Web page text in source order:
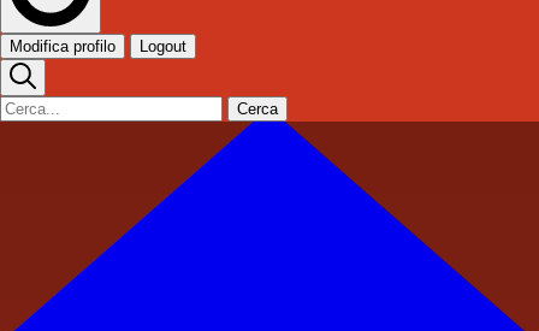
Modifica profilo Logout
Cerca